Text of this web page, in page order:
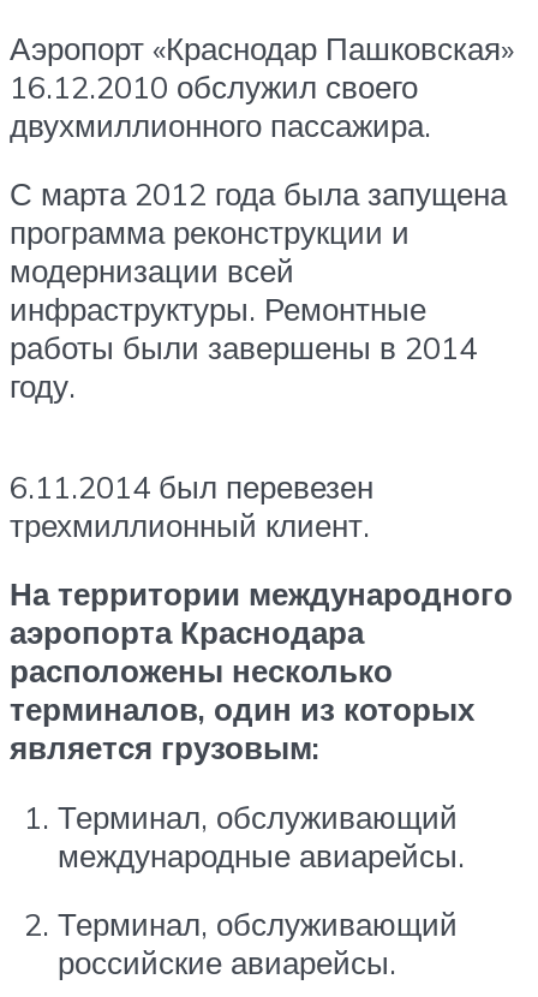
Аэропорт «Краснодар Пашковская»
16.12.2010 обслужил своего
двухмиллионного пассажира.
С марта 2012 года была запущена
программа реконструкции и
модернизации всей
инфраструктуры. Ремонтные
работы были завершены в 2014
году.
6.11.2014 был перевезен
трехмиллионный клиент.
На территории международного
аэропорта Краснодара
расположены несколько
терминалов, один из которых
является грузовым:
Терминал, обслуживающий
международные авиарейсы.
Терминал, обслуживающий
российские авиарейсы.